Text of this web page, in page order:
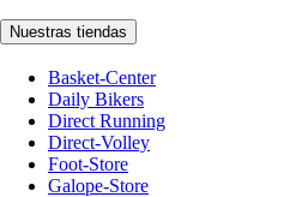
Nuestras tiendas
Basket-Center
Daily Bikers
Direct Running
Direct-Volley
Foot-Store
Galope-Store